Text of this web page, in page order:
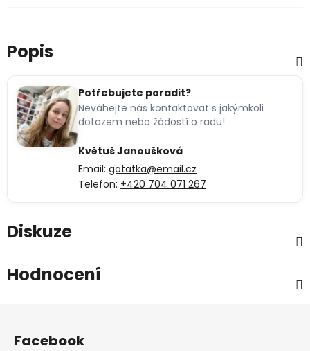
Popis
Potřebujete poradit?
Neváhejte nás kontaktovat s jakýmkoli
dotazem nebo žádostí o radu!
Květuš Janoušková
Email: gatatka@email.cz
Telefon: +420 704 071 267
Diskuze
Hodnocení
Facebook